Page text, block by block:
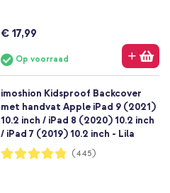
€ 17,99
Op voorraad
imoshion Kidsproof Backcover
met handvat Apple iPad 9 (2021)
10.2 inch / iPad 8 (2020) 10.2 inch
/ iPad 7 (2019) 10.2 inch - Lila
Waardering:
96%
(445)